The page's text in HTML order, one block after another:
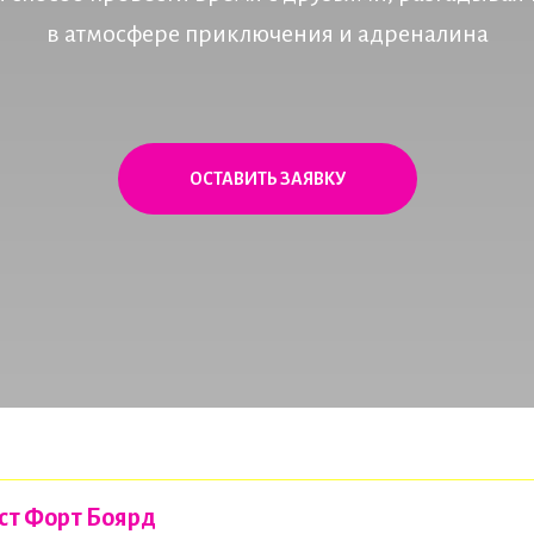
в атмосфере приключения и адреналина
ОСТАВИТЬ ЗАЯВКУ
Форт Боярд